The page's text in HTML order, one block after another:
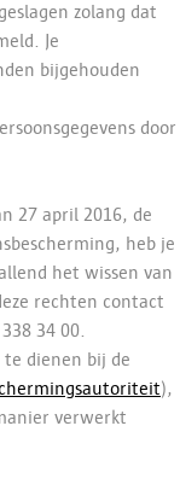
zolang dat
Je
bijgehouden
door
27 april 2016, de
heb je
het wissen van
rechten contact
34 00.
dienen bij de
),
verwerkt